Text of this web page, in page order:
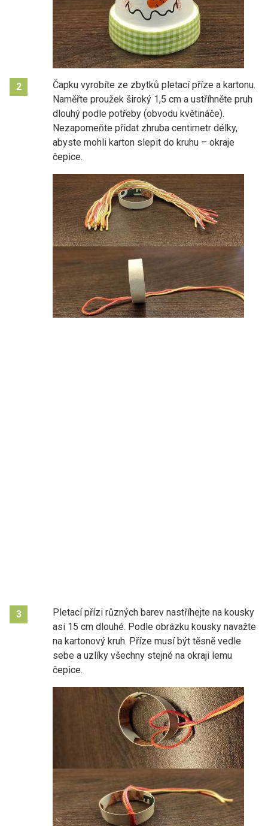
2
Čapku vyrobíte ze zbytků pletací příze a kartonu.
Naměřte proužek široký 1,5 cm a ustříhněte pruh
dlouhý podle potřeby (obvodu květináče).
Nezapomeňte přidat zhruba centimetr délky,
abyste mohli karton slepit do kruhu – okraje
čepice.
3
Pletací přízi různých barev nastříhejte na kousky
asi 15 cm dlouhé. Podle obrázku kousky navažte
na kartonový kruh. Příze musí být těsně vedle
sebe a uzlíky všechny stejné na okraji lemu
čepice.